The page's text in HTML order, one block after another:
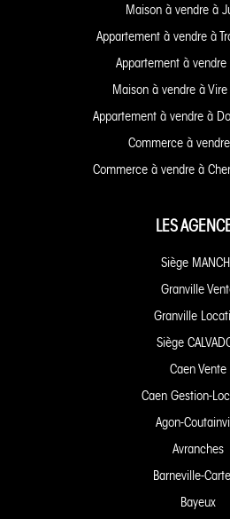
Maison à vendre à
Appartement à vendre à
Appartement à vendre
Maison à vendre à
Appartement à vendre à
Commerce à
Commerce à vendre à
LES
Siège
Granville
Granville
Siège
Caen Vente
Caen Gestion-
Agon-
Avranches
Barneville-
Bayeux